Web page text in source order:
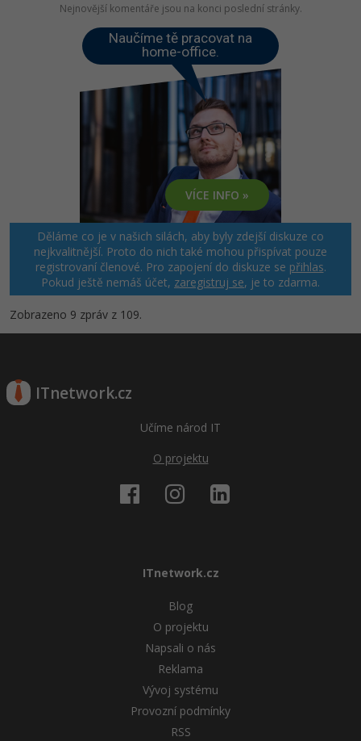
Nejnovější komentáře jsou na konci poslední stránky.
Naučíme tě pracovat na
home-office.
VÍCE INFO »
Děláme co je v našich silách, aby byly zdejší diskuze co
nejkvalitnější. Proto do nich také mohou přispívat pouze
registrovaní členové. Pro zapojení do diskuze se přihlas.
Pokud ještě nemáš účet, zaregistruj se, je to zdarma.
Zobrazeno 9 zpráv z 109.
ITnetwork.cz
Učíme národ IT
O projektu
ITnetwork.cz
Blog
O projektu
Napsali o nás
Reklama
Vývoj systému
Provozní podmínky
RSS